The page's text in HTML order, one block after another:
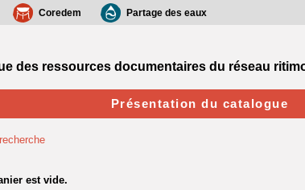
Coredem Partage des eaux
des ressources documentaires du réseau
Présentation du catalogue